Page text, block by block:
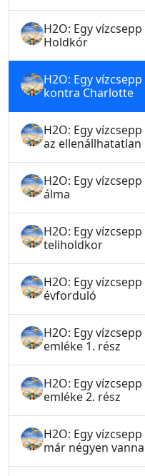
H2O: Egy
Holdkór
H2O: Egy
kontra Charlotte
H2O: Egy
az ellenállhatatlan
H2O: Egy
álma
H2O: Egy
teliholdkor
H2O: Egy vízcsepp
évforduló
H2O: Egy
emléke 1. rész
H2O: Egy
emléke 2. rész
H2O: Egy
már négyen